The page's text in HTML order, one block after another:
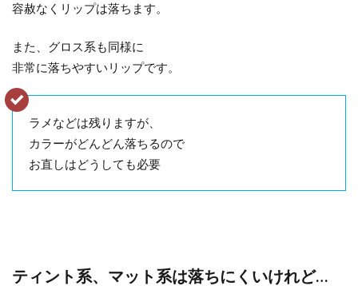
容赦なくリップは落ちます。
また、グロス系も同様に
非常に落ちやすいリップです。
ラメなどは残りますが、
カラーがどんどん落ちるので
お直しはどうしても必要
ティント系、マット系は落ちにくいけれど…